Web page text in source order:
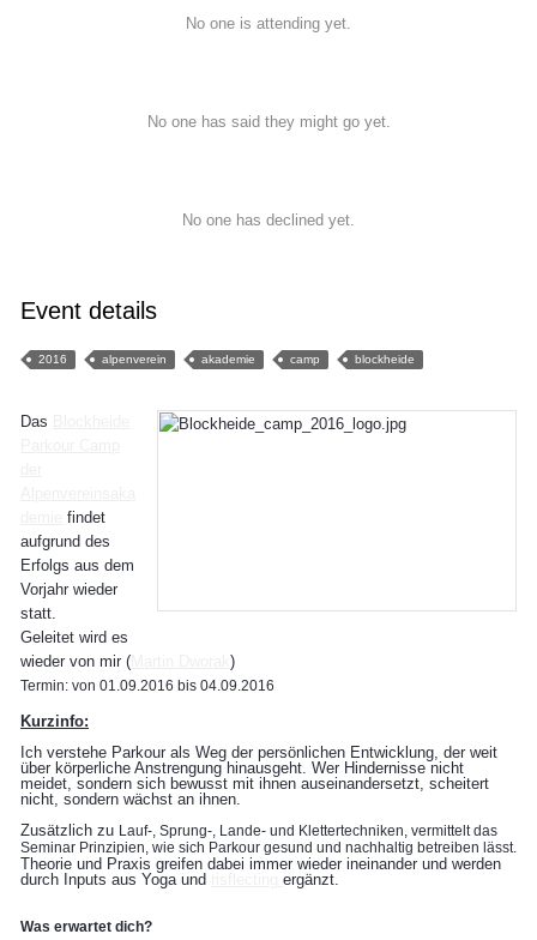
No one is attending yet.
No one has said they might go yet.
No one has declined yet.
Event details
2016 alpenverein akademie camp blockheide
Das
findet
aufgrund des
Erfolgs aus dem
Vorjahr wieder
statt.
Geleitet wird es
wieder von mir (
)
Termin: von 01.09.2016 bis 04.09.2016
Kurzinfo:
Ich verstehe Parkour als Weg der persönlichen Entwicklung, der weit
über körperliche Anstrengung hinausgeht. Wer Hindernisse nicht
meidet, sondern sich bewusst mit ihnen auseinandersetzt, scheitert
nicht, sondern wächst an ihnen.
Zusätzlich zu Lauf-, Sprung-, Lande- und Klettertechniken, vermittelt das
Seminar Prinzipien, wie sich Parkour gesund und nachhaltig betreiben lässt.
Theorie und Praxis greifen dabei immer wieder ineinander und werden
durch Inputs aus Yoga und
ergänzt.
Was erwartet dich?